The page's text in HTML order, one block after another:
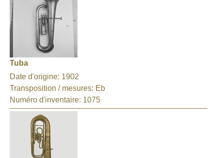
Tuba
Date d'origine: 1902
Transposition / mesures: Eb
Numéro d'inventaire: 1075